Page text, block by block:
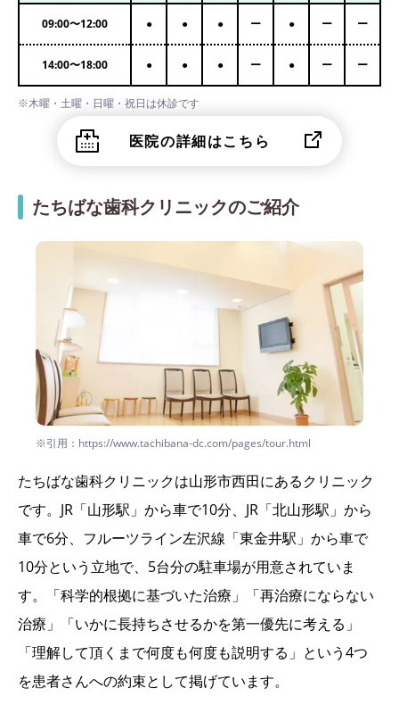
09:00〜12:00 ● ● ● ー ● ー ー
14:00〜18:00 ● ● ● ー ● ー ー
※木曜・土曜・日曜・祝日は休診です
医院の詳細はこちら
たちばな歯科クリニックのご紹介
※引用：https://www.tachibana-dc.com/pages/tour.html
たちばな歯科クリニックは山形市西田にあるクリニック
です。JR「山形駅」から車で10分、JR「北山形駅」から
車で6分、フルーツライン左沢線「東金井駅」から車で
10分という立地で、5台分の駐車場が用意されていま
す。「科学的根拠に基づいた治療」「再治療にならない
治療」「いかに長持ちさせるかを第一優先に考える」
「理解して頂くまで何度も何度も説明する」という4つ
を患者さんへの約束として掲げています。